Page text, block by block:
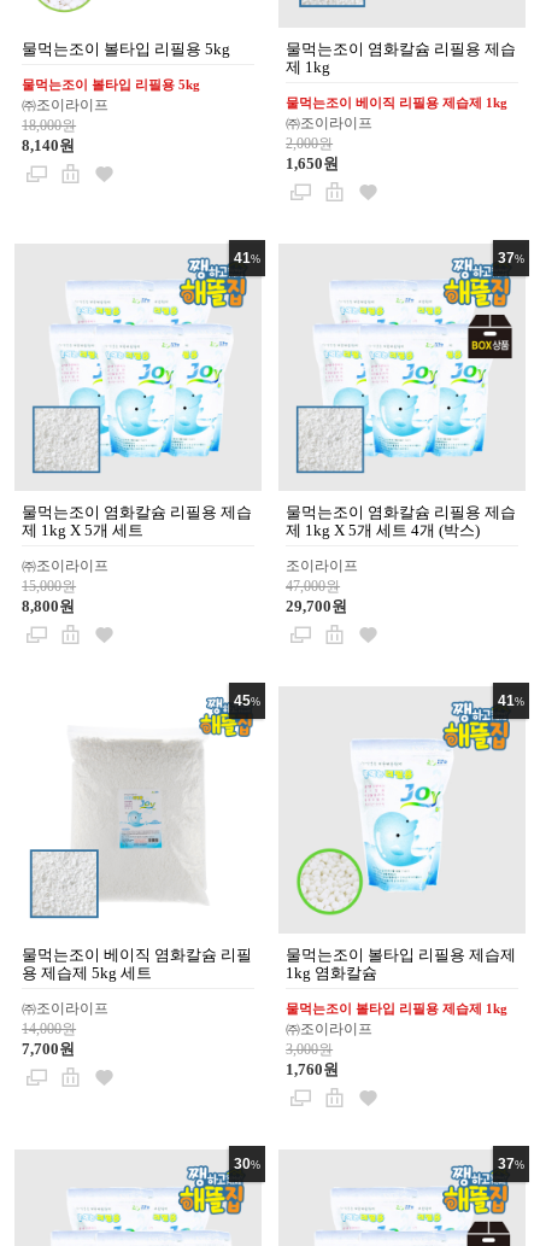
물먹는조이 볼타입 리필용 5kg
물먹는조이 볼타입 리필용 5kg
㈜조이라이프
18,000원
8,140원
물먹는조이 염화칼슘 리필용 제습
제 1kg
물먹는조이 베이직 리필용 제습제 1kg
㈜조이라이프
2,000원
1,650원
41%
물먹는조이 염화칼슘 리필용 제습
제 1kg X 5개 세트
㈜조이라이프
15,000원
8,800원
37%
물먹는조이 염화칼슘 리필용 제습
제 1kg X 5개 세트 4개 (박스)
조이라이프
47,000원
29,700원
45%
물먹는조이 베이직 염화칼슘 리필
용 제습제 5kg 세트
㈜조이라이프
14,000원
7,700원
41%
물먹는조이 볼타입 리필용 제습제
1kg 염화칼슘
물먹는조이 볼타입 리필용 제습제 1kg
㈜조이라이프
3,000원
1,760원
30% 37%